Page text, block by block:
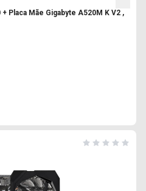
Placa Mãe Gigabyte A520M K V2 ,